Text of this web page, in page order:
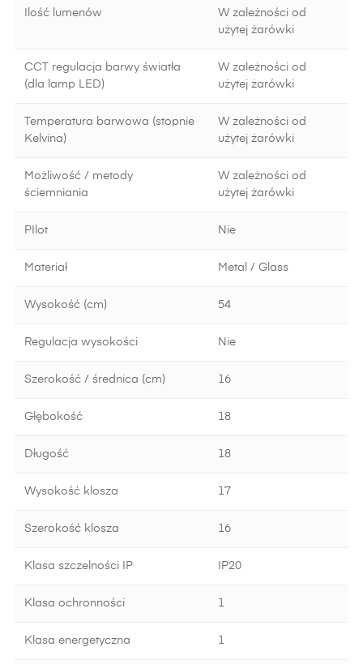
Ilość lumenów
W zależności od
użytej żarówki
CCT regulacja barwy światła
(dla lamp LED)
W zależności od
użytej żarówki
Temperatura barwowa (stopnie
Kelvina)
W zależności od
użytej żarówki
Możliwość / metody
ściemniania
W zależności od
użytej żarówki
PIlot Nie
Materiał Metal / Glass
Wysokość (cm) 54
Regulacja wysokości Nie
Szerokość / średnica (cm) 16
Głębokość 18
Długość 18
Wysokość klosza 17
Szerokość klosza 16
Klasa szczelności IP IP20
Klasa ochronności 1
Klasa energetyczna 1